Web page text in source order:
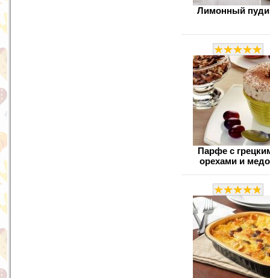
Лимонный
Парфе с
орехами и